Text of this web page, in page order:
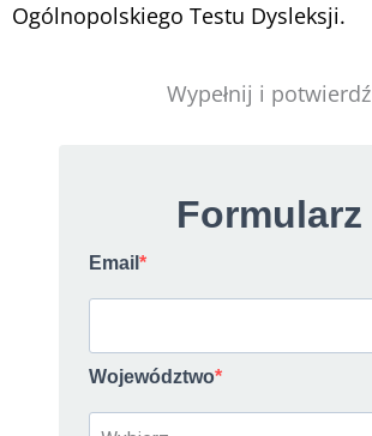
Ogólnopolskiego Testu Dysleksji.
Wypełnij i potwierdź
Formularz
Email
Województwo